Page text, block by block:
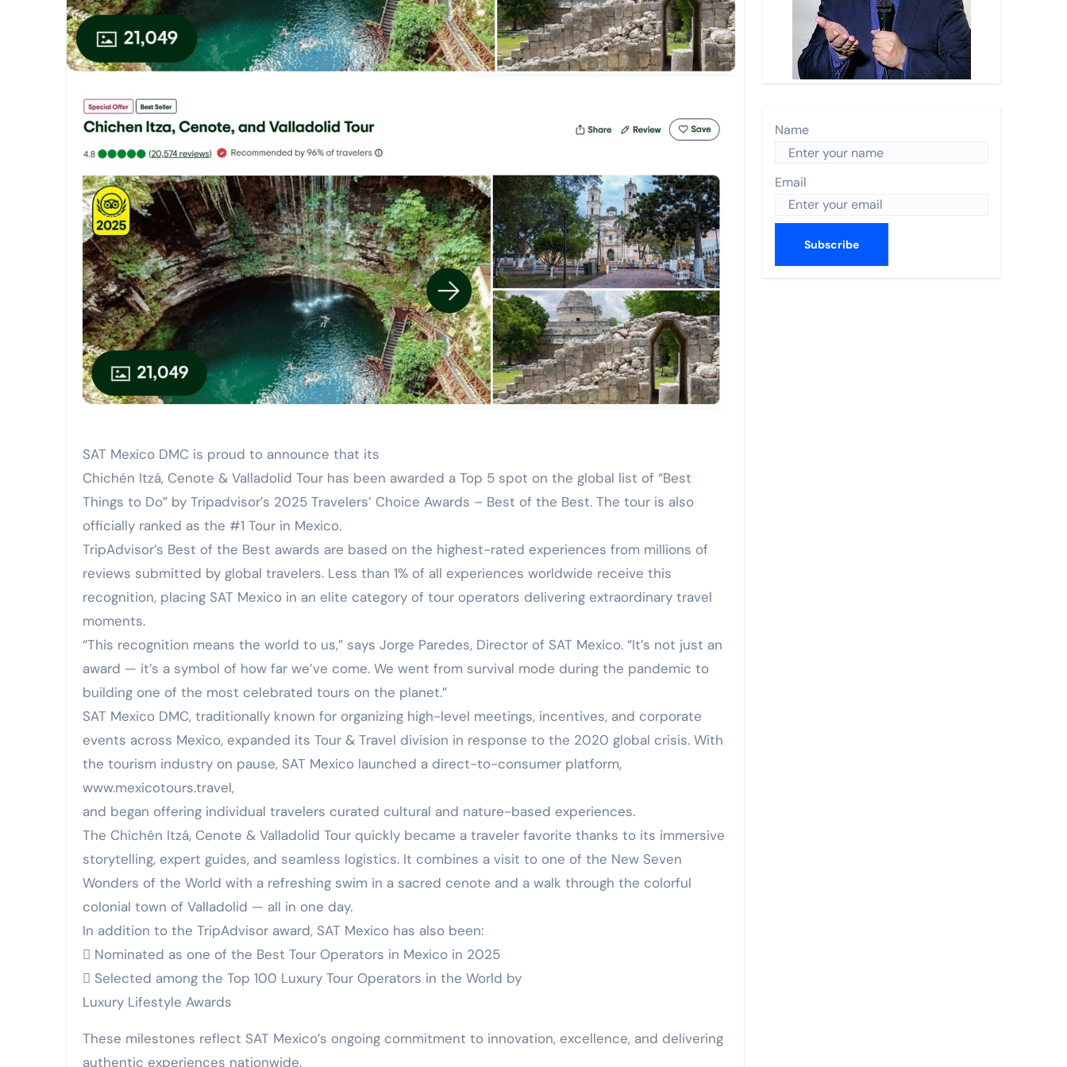
La Asociación Metropolitana de Agencias de Viaje organiza su Cuarto Encuentro de Promoción Turística 2026 y recibe a Enrique de la Madrid.
Llénate de sabor, cultura y tradición en el Segundo Encuentro de Cocineras Tradicionales en Nayarit.
Más de 500 líderes de más de 50 países y territorios asisten al 56.º Foro Global de Negocios anual de World Trade Centers Association en Filadelfia
Innovación y crecimiento: “Consolid y WTS unidos por el futuro del turismo” //PASAJERO A BORDO
Iberostar y Redexis activan la primera pila de combustible de hidrógeno verde en un hotel
Celebra Lufthansa 60 años de servicio en la Ciudad de México
Regresa la Feria Nacional del Sombrero (FENS), símbolo vivo de la mexicanidad
CONEXSTUR CONSOLIDA ALIANZAS Y REFUERZA LA PROVEEDURÍA EN EL TIANGUIS TURÍSTICO 2026
Viva continúa fortaleciendo la conectividad de la ciudad de México (AIFA) con dos nuevas rutas nacionales
Viva refrenda su compromiso con el turismo y la conectividad en Jalisco
Viva se prepara para la justa mundialista reforzando su conectividad internacional en Monterrey
MGC Servicios Turísticos: 32 años creando viajes en un mundo que cambió//PASAJERO A BORDO ||
FIRMA DE CONVENIO DE COLABORACIÓN ENTRE SUSTAINABLE & SOCIAL TOURISM SUMMIT Y LA FEDERACIÓN MEXICANA DE ASOCIACIONES
GrupoBD refrenda su liderazgo organizacional al formar parte de Súper Empresas 2026
WTS y el Respaldo Consolidador: La Solución Integral para Agencias y Empresas en LatAm
SAT Mexico DMC is proud to announce that its
Chichén Itzá, Cenote & Valladolid Tour has been awarded a Top 5 spot on the global list of “Best
Things to Do” by Tripadvisor’s 2025 Travelers’ Choice Awards – Best of the Best. The tour is also
officially ranked as the #1 Tour in Mexico.
TripAdvisor’s Best of the Best awards are based on the highest-rated experiences from millions of
reviews submitted by global travelers. Less than 1% of all experiences worldwide receive this
recognition, placing SAT Mexico in an elite category of tour operators delivering extraordinary travel
moments.
“This recognition means the world to us,” says Jorge Paredes, Director of SAT Mexico. “It’s not just an
award — it’s a symbol of how far we’ve come. We went from survival mode during the pandemic to
building one of the most celebrated tours on the planet.”
SAT Mexico DMC, traditionally known for organizing high-level meetings, incentives, and corporate
events across Mexico, expanded its Tour & Travel division in response to the 2020 global crisis. With
the tourism industry on pause, SAT Mexico launched a direct-to-consumer platform,
www.mexicotours.travel,
and began offering individual travelers curated cultural and nature-based experiences.
The Chichén Itzá, Cenote & Valladolid Tour quickly became a traveler favorite thanks to its immersive
storytelling, expert guides, and seamless logistics. It combines a visit to one of the New Seven
Wonders of the World with a refreshing swim in a sacred cenote and a walk through the colorful
colonial town of Valladolid — all in one day.
In addition to the TripAdvisor award, SAT Mexico has also been:
 Nominated as one of the Best Tour Operators in Mexico in 2025
 Selected among the Top 100 Luxury Tour Operators in the World by
Luxury Lifestyle Awards
These milestones reflect SAT Mexico’s ongoing commitment to innovation, excellence, and delivering
authentic experiences nationwide.
Name
Email